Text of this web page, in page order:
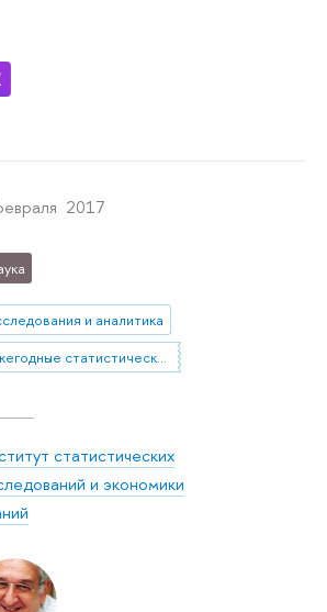
2017
и аналитика
ежегодные статистические сборники
статистических
и экономики